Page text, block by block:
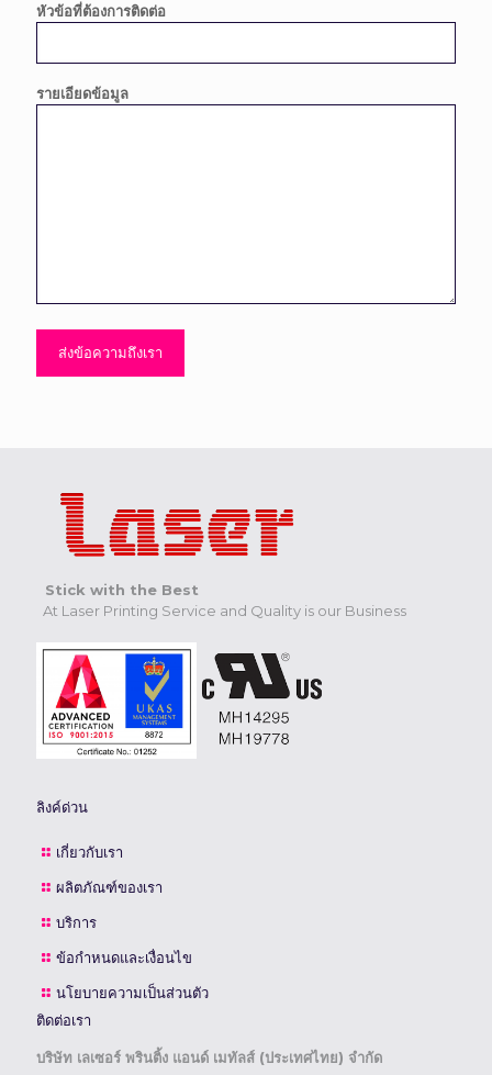
หัวข้อที่ต้องการติดต่อ
รายเอียดข้อมูล
Stick with the Best
At Laser Printing Service and Quality is our Business
ลิงค์ด่วน
เกี่ยวกับเรา
ผลิตภัณฑ์ของเรา
บริการ
ข้อกำหนดและเงื่อนไข
นโยบายความเป็นส่วนตัว
ติดต่อเรา
บริษัท เลเซอร์ พรินติ้ง แอนด์ เมทัลส์ (ประเทศไทย) จำกัด